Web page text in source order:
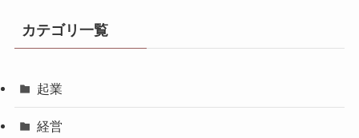
カテゴリ一覧
起業
経営